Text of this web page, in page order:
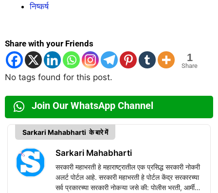
निष्कर्ष
Share with your Friends
1
Share
No tags found for this post.
Join Our WhatsApp Channel
Sarkari Mahabharti के बारे में
Sarkari Mahabharti
सरकारी महाभरती हे महाराष्ट्रातील एक प्रसिद्ध सरकारी नोकरी
अलर्ट पोर्टल आहे. सरकारी महाभरती हे पोर्टल केंद्र सरकारच्या
सर्व प्रकारच्या सरकारी नोकऱ्या जसे की: पोलीस भरती, आर्मी